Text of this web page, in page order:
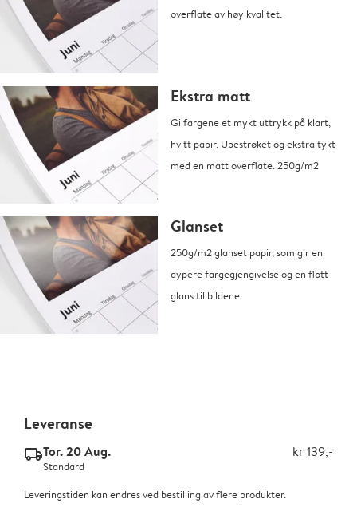
overflate av høy kvalitet.
Ekstra matt
Gi fargene et mykt uttrykk på klart,
hvitt papir. Ubestrøket og ekstra tykt
med en matt overflate. 250g/m2
Glanset
250g/m2 glanset papir, som gir en
dypere fargegjengivelse og en flott
glans til bildene.
Leveranse
delivery_standard_v2Tor. 20 Aug. kr 139,-
Standard
Leveringstiden kan endres ved bestilling av flere produkter.